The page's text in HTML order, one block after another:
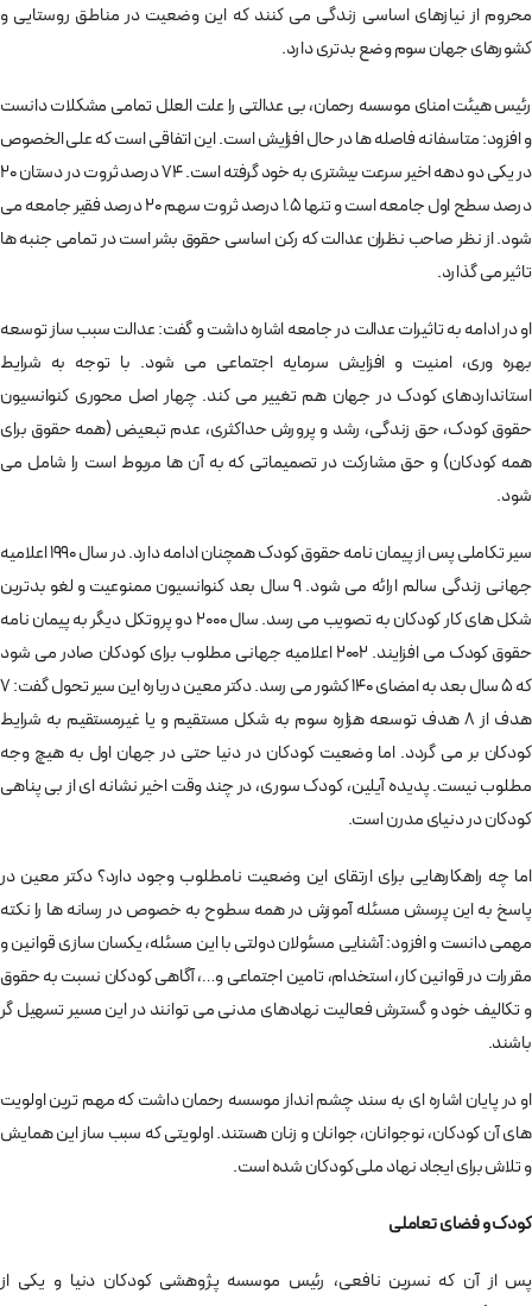
محروم از نیازهای اساسی زندگی می کنند که این وضعیت در مناطق روستایی و
کشورهای جهان سوم وضع بدتری دارد.
رئیس هیئت امنای موسسه رحمان، بی عدالتی را علت العلل تمامی مشکلات دانست
و افزود: متاسفانه فاصله ها در حال افزایش است. این اتفاقی است که علی الخصوص
در یکی دو دهه اخیر سرعت بیشتری به خود گرفته است. 74 درصد ثروت در دستان 20
درصد سطح اول جامعه است و تنها 1.5 درصد ثروت سهم 20 درصد فقیر جامعه می
شود. از نظر صاحب نظران عدالت که رکن اساسی حقوق بشر است در تمامی جنبه ها
تاثیر می گذارد.
او در ادامه به تاثیرات عدالت در جامعه اشاره داشت و گفت: عدالت سبب ساز توسعه
بهره وری، امنیت و افزایش سرمایه اجتماعی می شود. با توجه به شرایط
استانداردهای کودک در جهان هم تغییر می کند. چهار اصل محوری کنوانسیون
حقوق کودک، حق زندگی، رشد و پرورش حداکثری، عدم تبعیض (همه حقوق برای
همه کودکان) و حق مشارکت در تصمیماتی که به آن ها مربوط است را شامل می
شود.
سیر تکاملی پس از پیمان نامه حقوق کودک همچنان ادامه دارد. در سال 1990 اعلامیه
جهانی زندگی سالم ارائه می شود. 9 سال بعد کنوانسیون ممنوعیت و لغو بدترین
شکل های کار کودکان به تصویب می رسد. سال 2000 دو پروتکل دیگر به پیمان نامه
حقوق کودک می افزایند. 2002 اعلامیه جهانی مطلوب برای کودکان صادر می شود
که 5 سال بعد به امضای 140 کشور می رسد. دکتر معین درباره این سیر تحول گفت: 7
هدف از 8 هدف توسعه هزاره سوم به شکل مستقیم و یا غیرمستقیم به شرایط
کودکان بر می گردد. اما وضعیت کودکان در دنیا حتی در جهان اول به هیچ وجه
مطلوب نیست. پدیده آیلین، کودک سوری، در چند وقت اخیر نشانه ای از بی پناهی
کودکان در دنیای مدرن است.
اما چه راهکارهایی برای ارتقای این وضعیت نامطلوب وجود دارد؟ دکتر معین در
پاسخ به این پرسش مسئله آموزش در همه سطوح به خصوص در رسانه ها را نکته
مهمی دانست و افزود: آشنایی مسئولان دولتی با این مسئله، یکسان سازی قوانین و
مقررات در قوانین کار، استخدام، تامین اجتماعی و…، آگاهی کودکان نسبت به حقوق
و تکالیف خود و گسترش فعالیت نهادهای مدنی می توانند در این مسیر تسهیل گر
باشند.
او در پایان اشاره ای به سند چشم انداز موسسه رحمان داشت که مهم ترین اولویت
های آن کودکان، نوجوانان، جوانان و زنان هستند. اولویتی که سبب ساز این همایش
و تلاش برای ایجاد نهاد ملی کودکان شده است.
کودک و فضای تعاملی
پس از آن که نسرین نافعی، رئیس موسسه پژوهشی کودکان دنیا و یکی از